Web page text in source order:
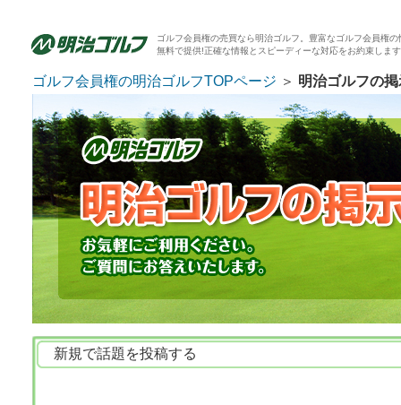
ゴルフ会員権の売買なら明治ゴルフ。豊富なゴルフ会員権の
無料で提供!正確な情報とスピーディーな対応をお約束しま
ゴルフ会員権の明治ゴルフTOPページ ＞ 明治ゴルフの
新規で話題を投稿する